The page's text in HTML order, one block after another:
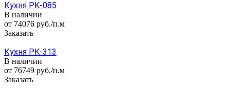
Кухня PK-085
В наличии
от 74076 руб./п.м
Заказать
Кухня PK-313
В наличии
от 76749 руб./п.м
Заказать